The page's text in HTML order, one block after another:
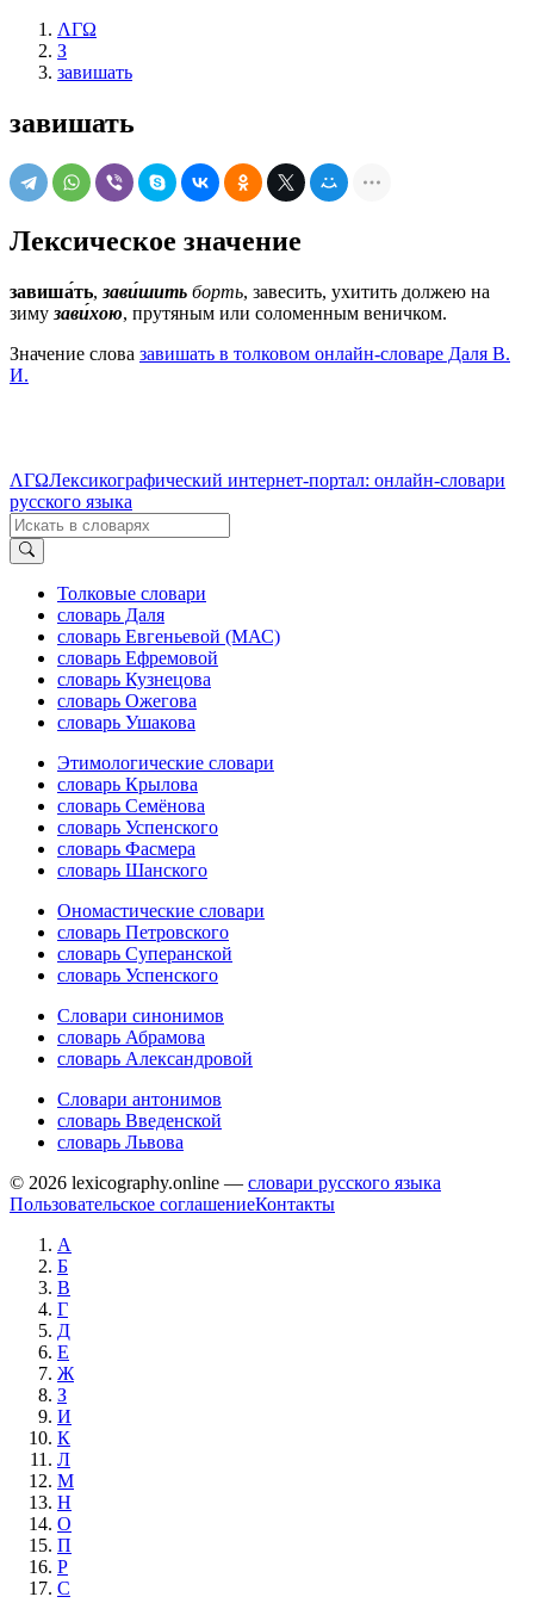
ΛΓΩ
З
завишать
завишать
Лексическое значение
завиша́ть, зави́шить борть, завесить, ухитить должею на
зиму зави́хою, прутяным или соломенным веничком.
Значение слова завишать в толковом онлайн-словаре Даля В.
И.
ΛΓΩЛексикографический интернет-портал: онлайн-словари
русского языка
Толковые словари
словарь Даля
словарь Евгеньевой (МАС)
словарь Ефремовой
словарь Кузнецова
словарь Ожегова
словарь Ушакова
Этимологические словари
словарь Крылова
словарь Семёнова
словарь Успенского
словарь Фасмера
словарь Шанского
Ономастические словари
словарь Петровского
словарь Суперанской
словарь Успенского
Словари синонимов
словарь Абрамова
словарь Александровой
Словари антонимов
словарь Введенской
словарь Львова
© 2026 lexicography.online — словари русского языка
Пользовательское соглашениеКонтакты
А
Б
В
Г
Д
Е
Ж
З
И
К
Л
М
Н
О
П
Р
С